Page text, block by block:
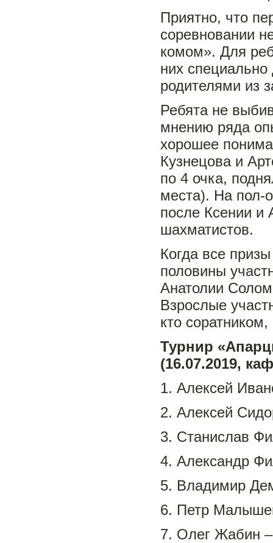
Приятно, что
соревновании
комом». Для
них
родителями из
Ребята не
мнению ряда
хорошее
Кузнецова и
по 4 очка,
места). На пол-
после Ксении и
шахматистов.
Когда все
половины
Анатолии
Взрослые
кто
Турнир
(16.07.2019,
1. Алексей
2. Алексей
3. Станислав
4. Александр
5. Владимир
6. Петр
7. Олег Жабин